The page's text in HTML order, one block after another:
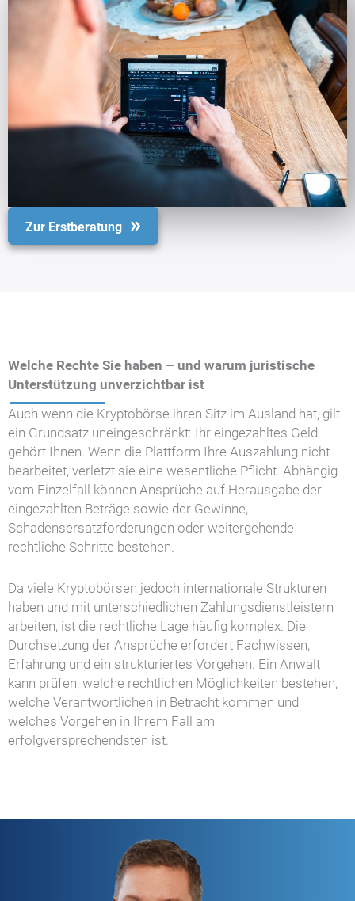
Zur Erstberatung
Welche Rechte Sie haben – und warum juristische
Unterstützung unverzichtbar ist
Auch wenn die Kryptobörse ihren Sitz im Ausland hat, gilt
ein Grundsatz uneingeschränkt: Ihr eingezahltes Geld
gehört Ihnen. Wenn die Plattform Ihre Auszahlung nicht
bearbeitet, verletzt sie eine wesentliche Pflicht. Abhängig
vom Einzelfall können Ansprüche auf Herausgabe der
eingezahlten Beträge sowie der Gewinne,
Schadensersatzforderungen oder weitergehende
rechtliche Schritte bestehen.
Da viele Kryptobörsen jedoch internationale Strukturen
haben und mit unterschiedlichen Zahlungsdienstleistern
arbeiten, ist die rechtliche Lage häufig komplex. Die
Durchsetzung der Ansprüche erfordert Fachwissen,
Erfahrung und ein strukturiertes Vorgehen. Ein Anwalt
kann prüfen, welche rechtlichen Möglichkeiten bestehen,
welche Verantwortlichen in Betracht kommen und
welches Vorgehen in Ihrem Fall am
erfolgversprechendsten ist.